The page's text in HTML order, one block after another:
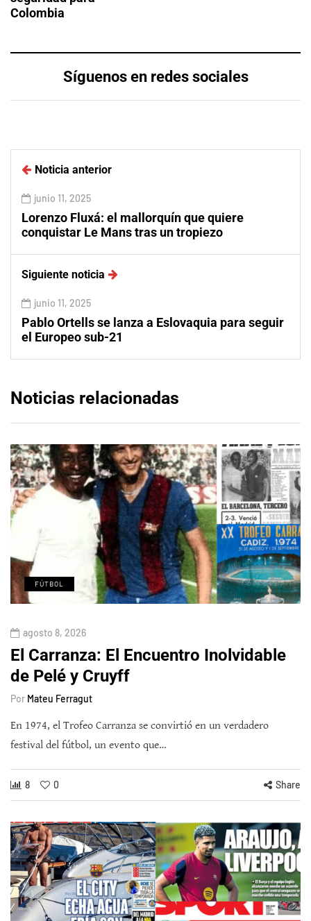
Colombia
Síguenos en redes sociales
Noticia anterior
junio 11, 2025
Lorenzo Fluxá: el mallorquín que quiere
conquistar Le Mans tras un tropiezo
Siguiente noticia
junio 11, 2025
Pablo Ortells se lanza a Eslovaquia para seguir
el Europeo sub-21
Noticias relacionadas
FÚTBOL
agosto 8, 2026
El Carranza: El Encuentro Inolvidable
de Pelé y Cruyff
Por Mateu Ferragut
En 1974, el Trofeo Carranza se convirtió en un verdadero
festival del fútbol, un evento que…
8 0 Share